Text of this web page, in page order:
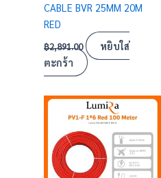
CABLE BVR 25MM 20M
RED
฿2,891.00
หยิบใส่
ตะกร้า